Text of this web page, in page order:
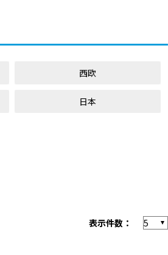
西欧
日本
表示件数：